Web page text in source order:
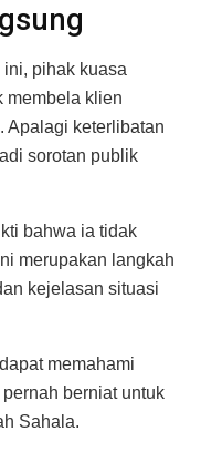
pihak kuasa
membela klien
Apalagi keterlibatan
sorotan publik
bahwa ia tidak
merupakan langkah
kejelasan situasi
memahami
berniat untuk
Sahala.